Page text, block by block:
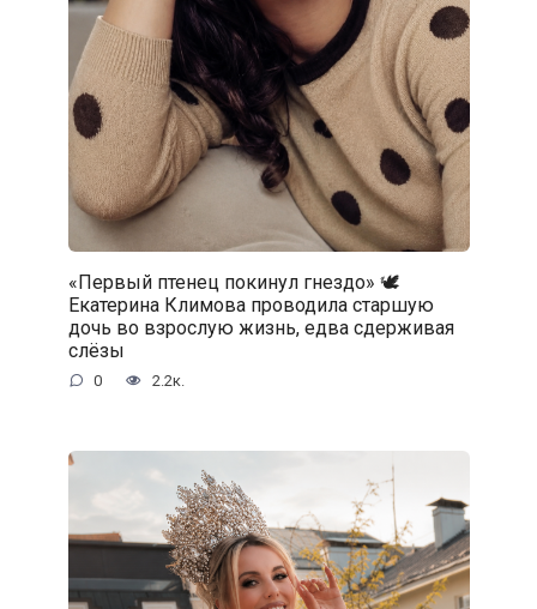
«Первый птенец покинул гнездо» 🕊️
Екатерина Климова проводила старшую
дочь во взрослую жизнь, едва сдерживая
слёзы
0 2.2к.